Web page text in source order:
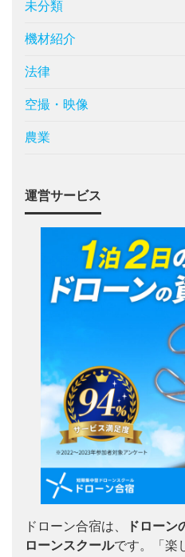
未分類
機材紹介
法律
空撮・映像
農業
運営サービス
ドローン合宿は、
ドローン
ローンスクールです。「楽